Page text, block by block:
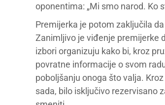
oponentima: „Mi smo narod. Ko
Premijerka je potom zaključila
Zanimljivo je viđenje premijerke
izbori organizuju kako bi, kroz
povratne informacije o svom
poboljšanju onoga što valja.
sada, bilo isključivo rezervisano